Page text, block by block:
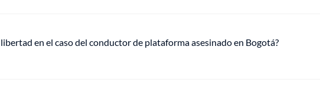
en el caso del conductor de plataforma asesinado en Bogotá?